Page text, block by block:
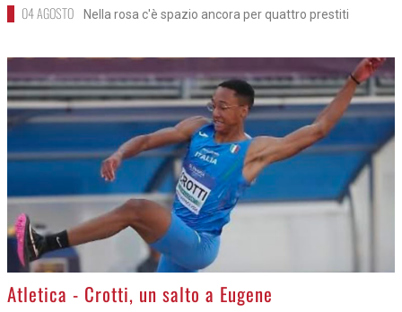
04 AGOSTO Nella rosa c'è spazio ancora per quattro prestiti
>
Atletica - Crotti, un salto a Eugene